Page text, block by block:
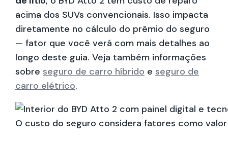
acima dos SUVs convencionais. Isso impacta
diretamente no cálculo do prêmio do seguro
— fator que você verá com mais detalhes ao
longo deste guia. Veja também informações
sobre seguro de carro híbrido e seguro de
carro elétrico.
O custo do seguro considera fatores como